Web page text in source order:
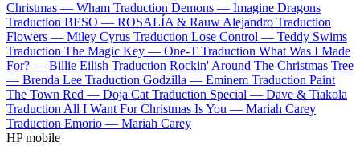
Christmas — Wham Traduction Demons — Imagine Dragons
Traduction BESO — ROSALÍA & Rauw Alejandro Traduction
Flowers — Miley Cyrus Traduction Lose Control — Teddy Swims
Traduction The Magic Key — One-T Traduction What Was I Made
For? — Billie Eilish Traduction Rockin' Around The Christmas Tree
— Brenda Lee Traduction Godzilla — Eminem Traduction Paint
The Town Red — Doja Cat Traduction Special — Dave & Tiakola
Traduction All I Want For Christmas Is You — Mariah Carey
Traduction Emorio — Mariah Carey
HP mobile